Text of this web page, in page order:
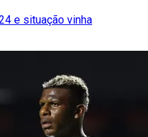
e situação vinha